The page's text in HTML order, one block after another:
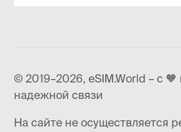
© 2019–2026, eSIM.World – с
надежной связи
На сайте не осуществляется